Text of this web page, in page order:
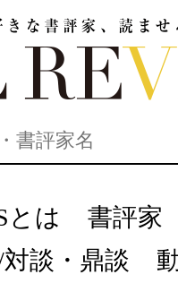
とは
書評家
談・鼎談